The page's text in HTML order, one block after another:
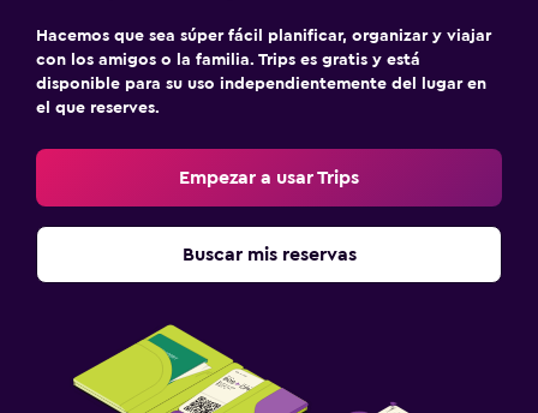
Hacemos que sea súper fácil planificar, organizar y viajar
con los amigos o la familia. Trips es gratis y está
disponible para su uso independientemente del lugar en
el que reserves.
Empezar a usar Trips
Buscar mis reservas